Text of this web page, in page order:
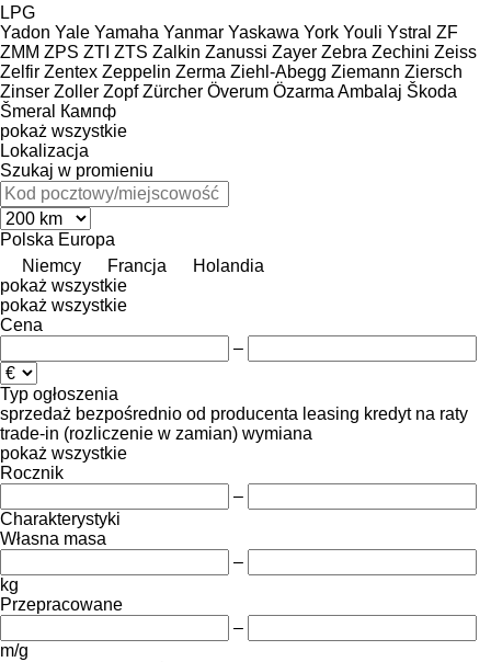
LPG
Yadon Yale Yamaha Yanmar Yaskawa York Youli Ystral ZF
ZMM ZPS ZTI ZTS Zalkin Zanussi Zayer Zebra Zechini Zeiss
Zelfir Zentex Zeppelin Zerma Ziehl-Abegg Ziemann Ziersch
Zinser Zoller Zopf Zürcher Överum Özarma Ambalaj Škoda
Šmeral
Кампф
pokaż wszystkie
Lokalizacja
Szukaj w promieniu
Polska Europa
Niemcy
Francja
Holandia
pokaż wszystkie
pokaż wszystkie
Cena
–
Typ ogłoszenia
sprzedaż bezpośrednio od producenta leasing kredyt na raty
trade-in (rozliczenie w zamian) wymiana
pokaż wszystkie
Rocznik
–
Charakterystyki
Własna masa
–
kg
Przepracowane
–
m/g